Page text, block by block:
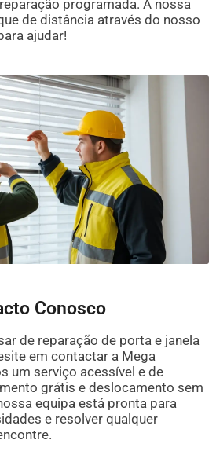
programada. A nossa
de distância através do nosso
ajudar!
Conosco
de reparação de porta e janela
em contactar a Mega
um serviço acessível e de
grátis e deslocamento sem
equipa está pronta para
e resolver qualquer